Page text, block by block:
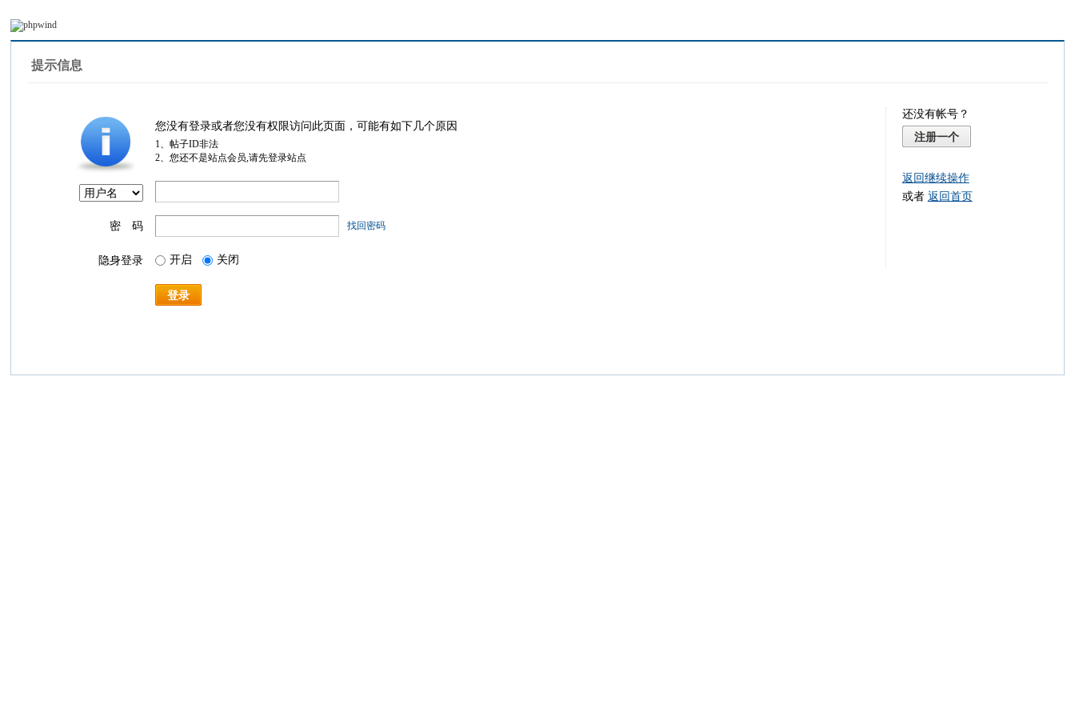
提示信息
您没有登录或者您没有权限访问此页面，可能有如下几个原因
1、帖子ID非法
2、您还不是站点会员,请先登录站点
密 码 找回密码
隐身登录 开启 关闭
登录
还没有帐号？
注册一个
返回继续操作
或者 返回首页